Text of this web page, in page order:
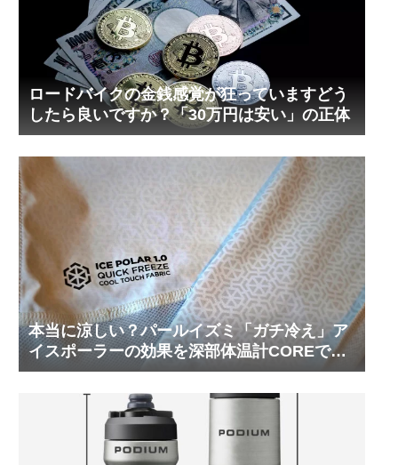
ロードバイクの金銭感覚が狂っていますどう
したら良いですか？「30万円は安い」の正体
本当に涼しい？パールイズミ「ガチ冷え」ア
イスポーラーの効果を深部体温計COREで測
ってみた